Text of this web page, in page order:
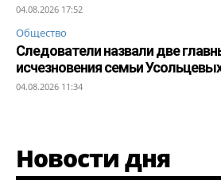
04.08.2026 17:52
Общество
Следователи назвали две
исчезновения семьи
04.08.2026 11:34
Новости дня